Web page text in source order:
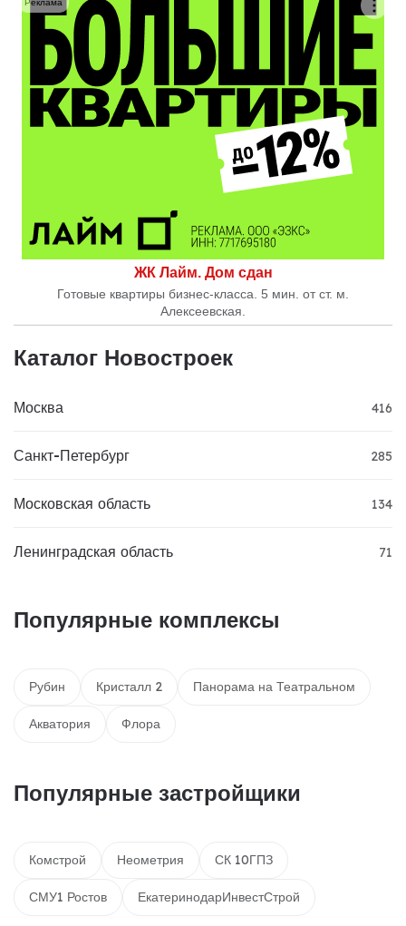
ЖК Лайм. Дом сдан
Готовые квартиры бизнес-класса. 5 мин. от ст. м.
Алексеевская.
Реклама
Каталог Новостроек
Москва 416
Санкт-Петербург 285
Московская область 134
Ленинградская область 71
Популярные комплексы
Рубин Кристалл 2 Панорама на Театральном
Акватория Флора
Популярные застройщики
Комстрой Неометрия СК 10ГПЗ
СМУ1 Ростов ЕкатеринодарИнвестСтрой